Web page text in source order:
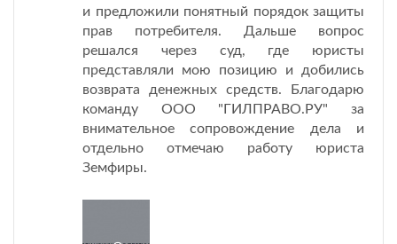
и предложили понятный порядок защиты
прав потребителя. Дальше вопрос
решался через суд, где юристы
представляли мою позицию и добились
возврата денежных средств. Благодарю
команду ООО "ГИЛПРАВО.РУ" за
внимательное сопровождение дела и
отдельно отмечаю работу юриста
Земфиры.